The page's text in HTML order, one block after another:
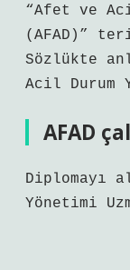
“Afet ve
(AFAD)”
Sözlükte
Acil Durum
AFAD
Diplomayı
Yönetimi